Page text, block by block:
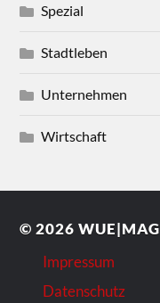
Spezial
Stadtleben
Unternehmen
Wirtschaft
© 2026WUE|MAG
Impressum
Datenschutz